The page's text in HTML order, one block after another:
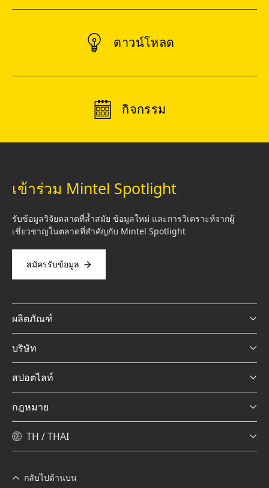
ดาวน์โหลด
กิจกรรม
เข้าร่วม Mintel Spotlight
รับข้อมูลวิจัยตลาดที่ล้ำสมัย ข้อมูลใหม่ และการวิเคราะห์จากผู้
เชี่ยวชาญในตลาดที่สำคัญกับ Mintel Spotlight
สมัครรับข้อมูล
ผลิตภัณฑ์
บริษัท
สปอตไลท์
กฎหมาย
TH / THAI
กลับไปด้านบน